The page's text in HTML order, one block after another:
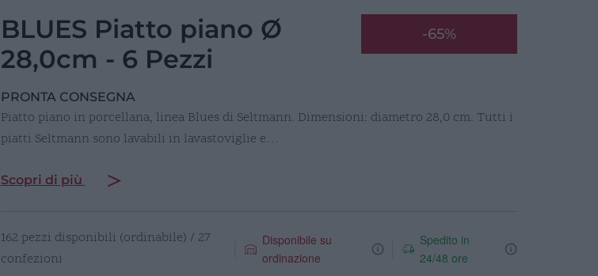
BLUES Piatto piano Ø
28,0cm - 6 Pezzi
-65%
PRONTA CONSEGNA
Piatto piano in porcellana, linea Blues di Seltmann. Dimensioni: diametro 28,0 cm. Tutti i
piatti Seltmann sono lavabili in lavastoviglie e…
Scopri di più
162 pezzi disponibili (ordinabile) / 27
confezioni
Disponibile su
ordinazione
Spedito in
24/48 ore